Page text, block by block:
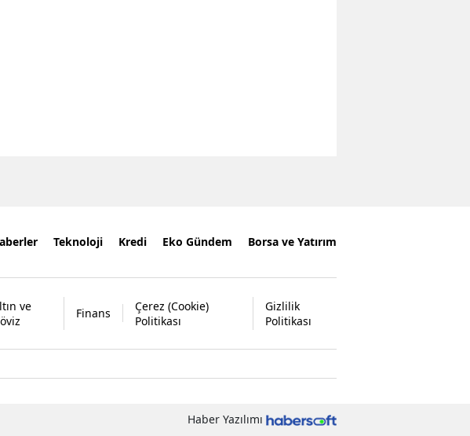
Teknoloji Kredi Eko Gündem Borsa ve Yatırım
ve
Finans
Çerez (Cookie)
Politikası
Gizlilik
Politikası
Haber Yazılımı